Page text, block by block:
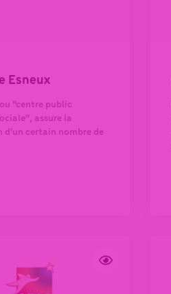
Esneux
ou "centre public
assure la
d'un certain nombre de